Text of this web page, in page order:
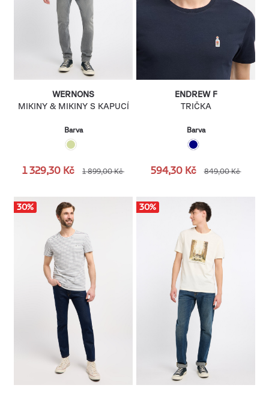
WERNONS
MIKINY & MIKINY S KAPUCÍ
Barva
1 329,30 Kč 1 899,00 Kč
ENDREW F
TRIČKA
Barva
594,30 Kč 849,00 Kč
30% 30%